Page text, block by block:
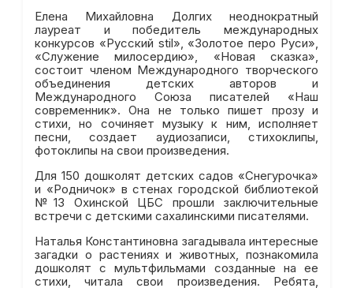
Елена Михайловна Долгих неоднократный
лауреат и победитель международных
конкурсов «Русский stil», «Золотое перо Руси»,
«Служение милосердию», «Новая сказка»,
состоит членом Международного творческого
объединения детских авторов и
Международного Союза писателей «Наш
современник». Она не только пишет прозу и
стихи, но сочиняет музыку к ним, исполняет
песни, создает аудиозаписи, стихоклипы,
фотоклипы на свои произведения.
Для 150 дошколят детских садов «Снегурочка»
и «Родничок» в стенах городской библиотекой
№13 Охинской ЦБС прошли заключительные
встречи с детскими сахалинскими писателями.
Наталья Константиновна загадывала интересные
загадки о растениях и животных, познакомила
дошколят с мультфильмами созданные на ее
стихи, читала свои произведения. Ребята,